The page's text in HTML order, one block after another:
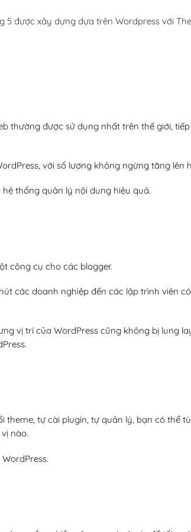
5 được xây dựng dựa trên Wordpress với
thường được sử dụng nhất trên thế giới,
với số lượng không ngừng tăng lên
thống quản lý nội dung hiệu quả.
công cụ cho các blogger.
các doanh nghiệp đến các lập trình viên
vị trí của WordPress cũng không bị lung
tự cài plugin, tự quản lý, bạn có thể
nào.